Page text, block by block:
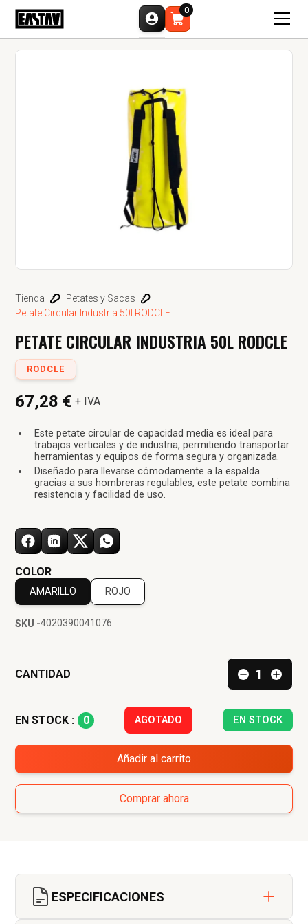
0
Tienda
Petates y Sacas
Petate Circular Industria 50l RODCLE
PETATE CIRCULAR INDUSTRIA 50L RODCLE
RODCLE
67,28 € + IVA
Este petate circular de capacidad media es ideal para
trabajos verticales y de industria, permitiendo transportar
herramientas y equipos de forma segura y organizada.
Diseñado para llevarse cómodamente a la espalda
gracias a sus hombreras regulables, este petate combina
resistencia y facilidad de uso.
COLOR
AMARILLO ROJO
SKU -4020390041076
CANTIDAD
EN STOCK : 0 AGOTADO EN STOCK
Añadir al carrito
Comprar ahora
ESPECIFICACIONES